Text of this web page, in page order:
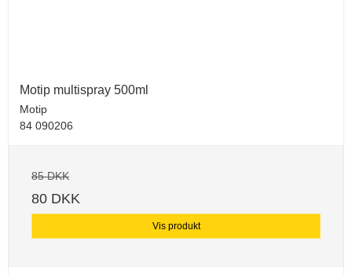
Motip multispray 500ml
Motip
84 090206
85 DKK
80 DKK
Vis produkt